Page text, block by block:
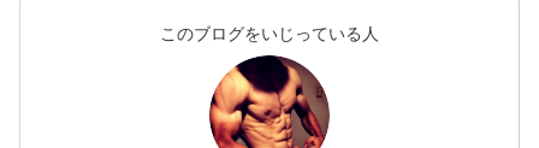
このブログをいじっている人